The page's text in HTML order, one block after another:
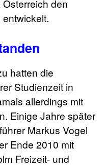
den
hatten die
Studienzeit in
allerdings mit
Einige Jahre später
Markus Vogel
Ende 2010 mit
Freizeit- und